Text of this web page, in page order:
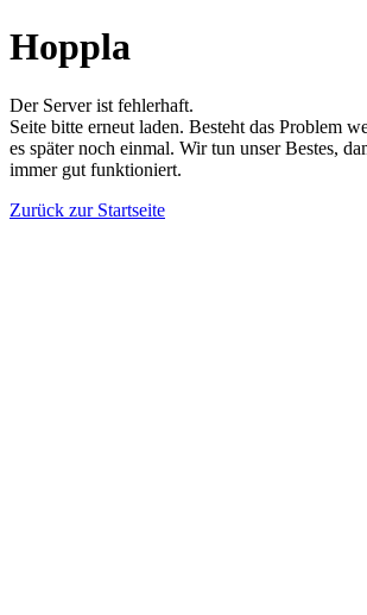
Hoppla
Der Server ist fehlerhaft.
Seite bitte erneut laden. Besteht das Problem
es später noch einmal. Wir tun unser Bestes,
immer gut funktioniert.
Zurück zur Startseite